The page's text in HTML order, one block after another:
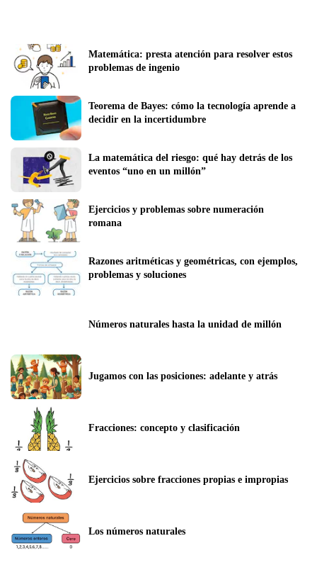
Matemática: presta atención para resolver estos
problemas de ingenio
Teorema de Bayes: cómo la tecnología aprende a
decidir en la incertidumbre
La matemática del riesgo: qué hay detrás de los
eventos “uno en un millón”
Ejercicios y problemas sobre numeración
romana
Razones aritméticas y geométricas, con ejemplos,
problemas y soluciones
Números naturales hasta la unidad de millón
Ejercicios sobre fracciones propias e impropias
Los números naturales